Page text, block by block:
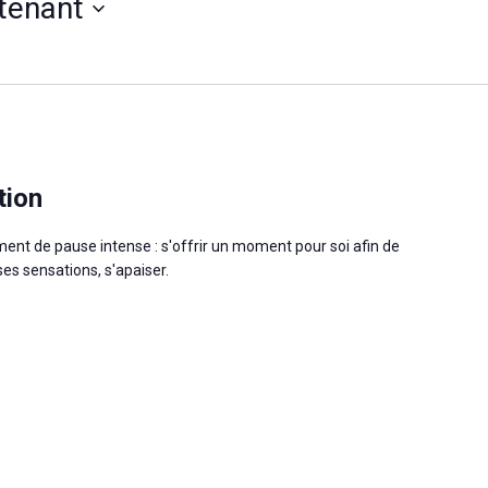
de pause intense : s'offrir un moment pour soi afin de
sensations, s'apaiser.